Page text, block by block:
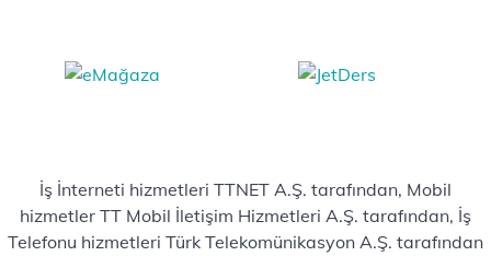
İş İnterneti hizmetleri TTNET A.Ş. tarafından, Mobil
hizmetler TT Mobil İletişim Hizmetleri A.Ş. tarafından, İş
Telefonu hizmetleri Türk Telekomünikasyon A.Ş. tarafından